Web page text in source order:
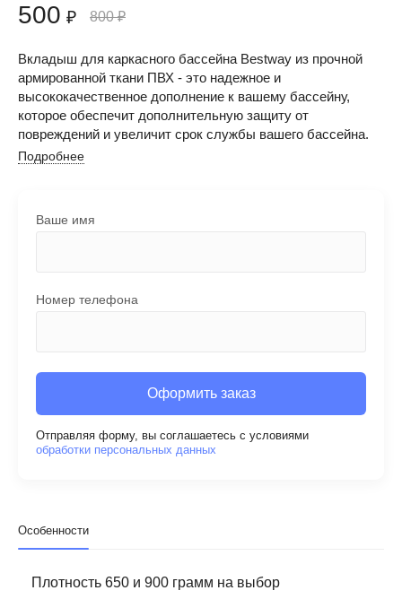
500 ₽ 800₽
Вкладыш для каркасного бассейна Bestway из прочной
армированной ткани ПВХ - это надежное и
высококачественное дополнение к вашему бассейну,
которое обеспечит дополнительную защиту от
повреждений и увеличит срок службы вашего бассейна.
Подробнее
Ваше имя
Номер телефона
Оформить заказ
Отправляя форму, вы соглашаетесь с условиями
обработки персональных данных
Особенности
Плотность 650 и 900 грамм на выбор